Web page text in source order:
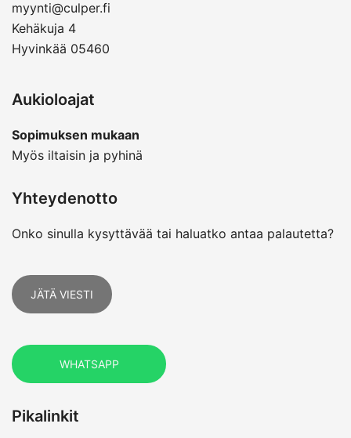
myynti@culper.fi
Kehäkuja 4
Hyvinkää 05460
Aukioloajat
Sopimuksen mukaan
Myös iltaisin ja pyhinä
Yhteydenotto
Onko sinulla kysyttävää tai haluatko antaa palautetta?
JÄTÄ VIESTI
WHATSAPP
Pikalinkit